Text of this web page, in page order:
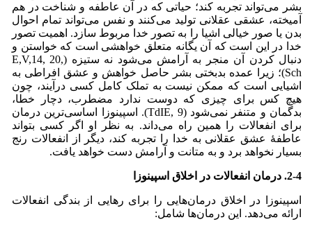
بشر می‌‌تواند تجربه کند؛ حیاتی که در آن عاطفه و شناخت در هم
آمیخته، عشقی عقلانی تولید می‌کنند و نفس می‌‌تواند تمام احوال
بدن یا صور خیالی اشیا را به تصور خدا مربوط سازد. اهمیت تصور
خدا در این است که آن یگانه متعلق خواهشی است که خواستن و
دنبال کردن آن منجر به آرامش می‌‌شود نه ستیزه (E,V,14, 20,
Sch)؛ زیرا عمده بدبختی بشر حاصل خواهش و عشق افراطی به
اشیایی است که ممکن نیست به تملک کامل کسی درآیند، چون
هیچ کس برای چیزی که دوست ندارد مضطرب، دچار خطا،
بدگمان و متنفر نمی‌‌شود (TdIE, 9). اسپینوزا اساسی‌ترین درمان
برای انفعالات را همین راه می‌داند. به نظر او اگر کسی بتواند
عاطفۀ عشق عقلانی به خدا را تجربه کند، دیگر از انفعالات رنج
بسیار نخواهد برد و به متانت و آرامش دست خواهد یافت.
2-4. درمان انفعالات در اخلاق اسپینوزا
اسپینوزا در اخلاق درمان‌هایی را برای رهایی از بندگی انفعالات
ارائه می‌‌دهد. این درمان‌ها شامل: